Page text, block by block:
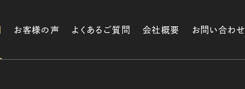
お客様の声 よくあるご質問 会社概要 お問い合わせ